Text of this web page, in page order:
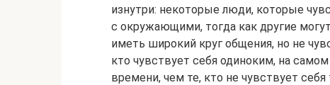
изнутри: некоторые люди, которые
с окружающими, тогда как другие
иметь широкий круг общения, но не
кто чувствует себя одиноким, на
времени, чем те, кто не чувствует